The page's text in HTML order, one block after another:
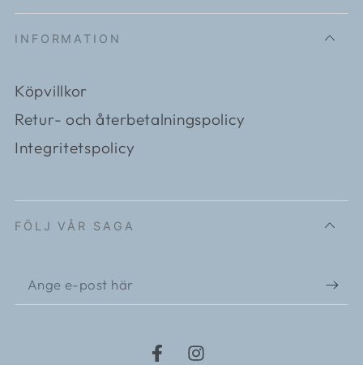
INFORMATION
Köpvillkor
Retur- och återbetalningspolicy
Integritetspolicy
FÖLJ VÅR SAGA
Ange
e-